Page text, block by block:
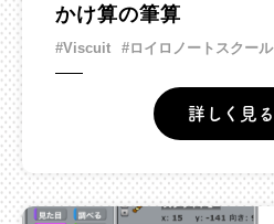
かけ算の筆算
#Viscuit #ロイロノートスクール
詳しく見る